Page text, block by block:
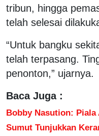
tribun, hingga
telah selesai
“Untuk bangku
telah terpasang.
penonton,” ujarnya.
Baca Juga :
Bobby Nasution: Piala
Sumut Tunjukkan